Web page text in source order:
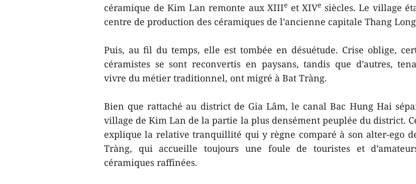
céramique de Kim Lan remonte aux XIIIe et XIVe siècles. Le village
centre de production des céramiques de l’ancienne capitale Thang
Puis, au fil du temps, elle est tombée en désuétude. Crise oblige,
céramistes se sont reconvertis en paysans, tandis que d’autres,
vivre du métier traditionnel, ont migré à Bat Tràng.
Bien que rattaché au district de Gia Lâm, le canal Bac Hung Hai
village de Kim Lan de la partie la plus densément peuplée du district.
explique la relative tranquillité qui y règne comparé à son alter-ego
Tràng, qui accueille toujours une foule de touristes et
céramiques raffinées.